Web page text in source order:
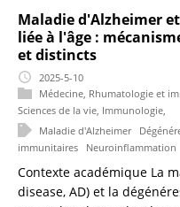
Maladie d'Alzheimer
liée à l'âge :
et distincts
2025-5-10
Médecine Rhumatologie et
Sciences de la vie Immunologie
Maladie d'Alzheimer
immunitaires
Neuroinflammation
Contexte académique La
disease, AD) et la